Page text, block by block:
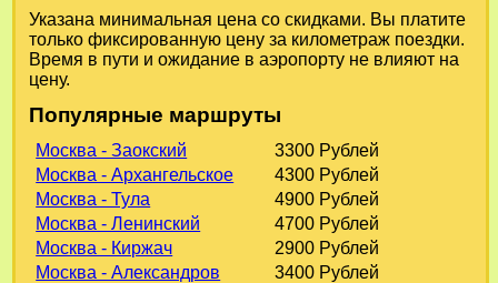
Указана минимальная цена со скидками. Вы платите
только фиксированную цену за километраж поездки.
Время в пути и ожидание в аэропорту не влияют на
цену.
Популярные маршруты
Москва - Заокский
3300 Рублей
Москва - Архангельское
4300 Рублей
Москва - Тула
4900 Рублей
Москва - Ленинский
4700 Рублей
Москва - Киржач
2900 Рублей
Москва - Александров
3400 Рублей